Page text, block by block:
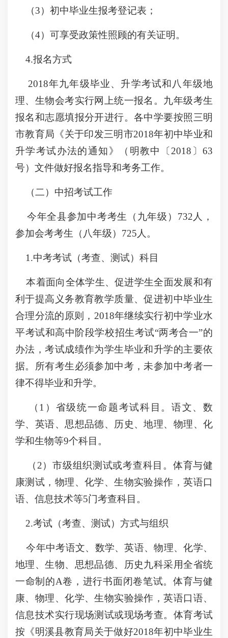
（3）初中毕业生报考登记表；
（4）可享受政策性照顾的有关证明。
4.报名方式
2018年九年级毕业、升学考试和八年级地
理、生物会考实行网上统一报名。九年级考生
报名和志愿填报分开进行。各中学要按照三明
市教育局《关于印发三明市2018年初中毕业和
升学考试办法的通知》（明教中〔2018〕63
号）文件做好报名指导和考务工作。
（二）中招考试工作
今年全县参加中考考生（九年级）732人，
参加会考考生（八年级）725人。
1.中考考试（考查、测试）科目
本着面向全体学生、促进学生全面发展和有
利于提高义务教育教学质量、促进初中毕业生
合理分流的原则，2018年继续实行初中学业水
平考试和高中阶段学校招生考试“两考合一”的
办法，考试成绩作为学生毕业和升学的主要依
据。所有考生必须参加中考，未参加中考者一
律不得毕业和升学。
（1）省级统一命题考试科目。语文、数
学、英语、思想品德、历史、地理、物理、化
学和生物等9个科目。
（2）市级组织测试或考查科目。体育与健
康测试，物理、化学、生物实验操作，英语口
语、信息技术等5门考查科目。
2.考试（考查、测试）方式与组织
今年中考语文、数学、英语、物理、化学、
地理、生物、思想品德、历史九科采用全省统
一命制的A卷，进行书面闭卷笔试。体育与健
康、物理、化学、生物实验操作，英语口语、
信息技术实行现场测试或现场考查。体育考试
按《明溪县教育局关于做好2018年初中毕业生